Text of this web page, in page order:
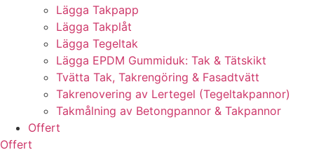
Lägga Takpapp
Lägga Takplåt
Lägga Tegeltak
Lägga EPDM Gummiduk: Tak & Tätskikt
Tvätta Tak, Takrengöring & Fasadtvätt
Takrenovering av Lertegel (Tegeltakpannor)
Takmålning av Betongpannor & Takpannor
Offert
Offert